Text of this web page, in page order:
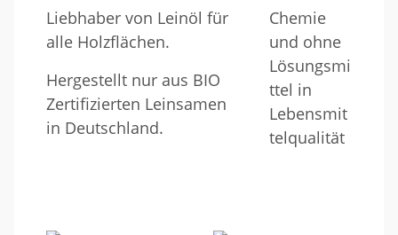
Liebhaber von Leinöl für
alle Holzflächen.
Hergestellt nur aus BIO
Zertifizierten Leinsamen
in Deutschland.